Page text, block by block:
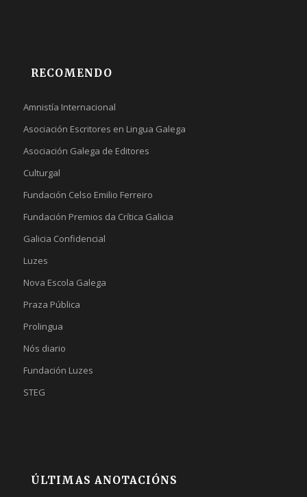
RECOMENDO
Amnistía Internacional
Asociación Escritores en Lingua Galega
Asociación Galega de Editores
Culturgal
Fundación Celso Emilio Ferreiro
Fundación Premios da Crítica Galicia
Galicia Confidencial
Luzes
Nova Escola Galega
Praza Pública
Prolingua
Nós diario
Fundación Luzes
STEG
ÚLTIMAS ANOTACIÓNS